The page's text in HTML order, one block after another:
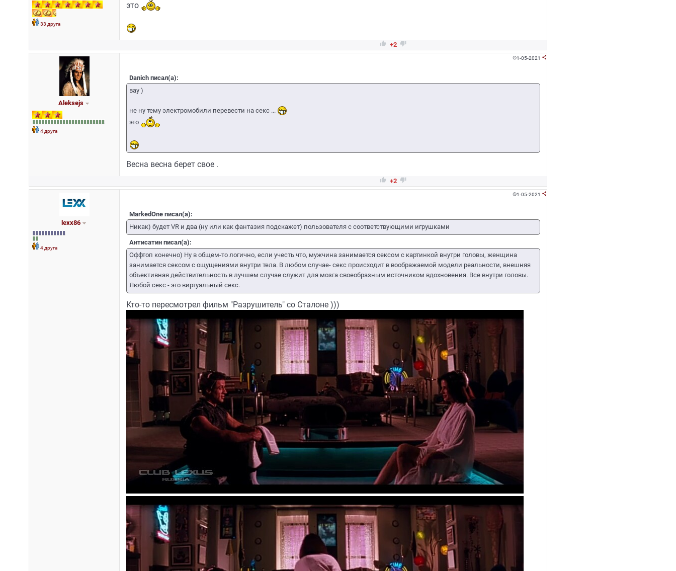
33 друга
это
 +2 
Aleksejs
4 друга
1-05-2021 
Danich писал(а):
вау )
не ну тему электромобили перевести на секс ...
это
Весна весна берет свое .
 +2 
lexx86
4 друга
1-05-2021 
MarkedOne писал(а):
Никак) будет VR и два (ну или как фантазия подскажет) пользователя с соответствующими игрушками
Антисатин писал(а):
Оффтоп конечно) Ну в общем-то логично, если учесть что, мужчина занимается сексом с картинкой внутри головы, женщина
занимается сексом с ощущениями внутри тела. В любом случае- секс происходит в воображаемой модели реальности, внешняя
объективная действительность в лучшем случае служит для мозга своеобразным источником вдохновения. Все внутри головы.
Любой секс - это виртуальный секс.
Кто-то пересмотрел фильм "Разрушитель" со Сталоне )))